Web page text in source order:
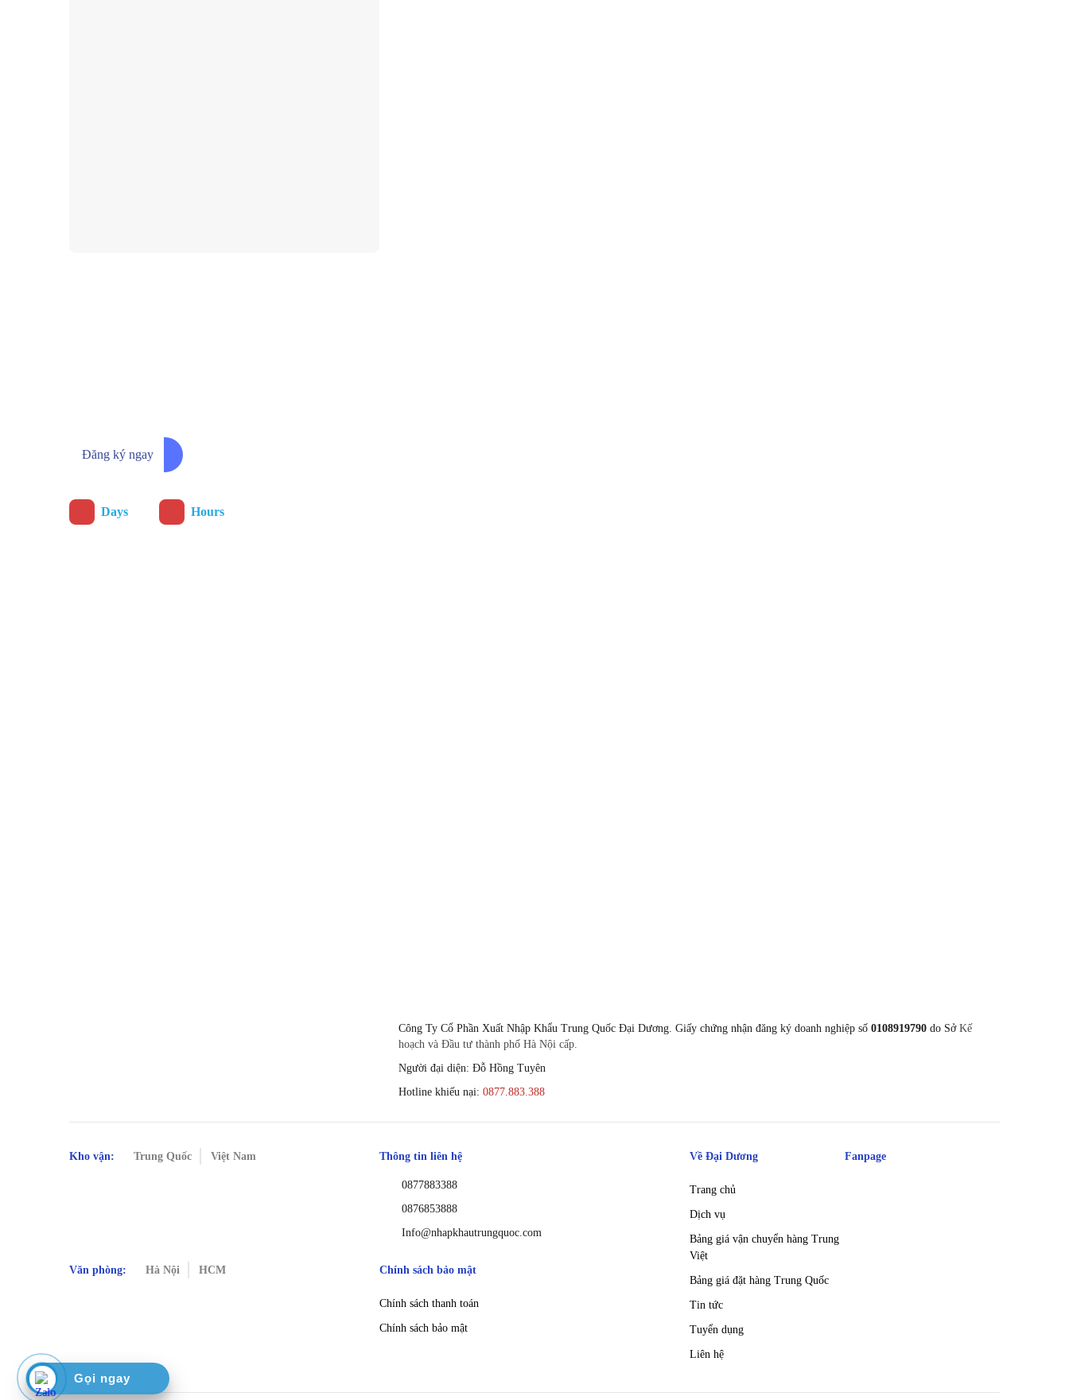
Đăng ký ngay
Days Hours
Công Ty Cổ Phần Xuất Nhập Khẩu Trung Quốc Đại Dương. Giấy chứng nhận đăng ký doanh nghiệp số 0108919790 do Sở Kế
hoạch và Đầu tư thành phố Hà Nội cấp.
Người đại diện: Đỗ Hồng Tuyên
Hotline khiếu nại: 0877.883.388
Kho vận: Trung Quốc Việt Nam Thông tin liên hệ
0877883388
0876853888
Info@nhapkhautrungquoc.com
Văn phòng: Hà Nội HCM Chính sách bảo mật
Chính sách thanh toán
Chính sách bảo mật
Về Đại Dương
Trang chủ
Dịch vụ
Bảng giá vận chuyển hàng Trung
Việt
Bảng giá đặt hàng Trung Quốc
Tin tức
Tuyển dụng
Liên hệ
Fanpage
Gọi ngay